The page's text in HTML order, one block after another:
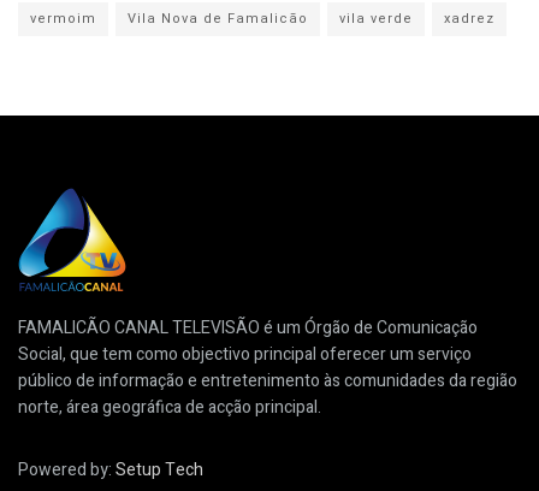
vermoim
Vila Nova de Famalicão vila verde xadrez
FAMALICÃO CANAL TELEVISÃO é um Órgão de Comunicação
Social, que tem como objectivo principal oferecer um serviço
público de informação e entretenimento às comunidades da região
norte, área geográfica de acção principal.
Powered by:Setup Tech